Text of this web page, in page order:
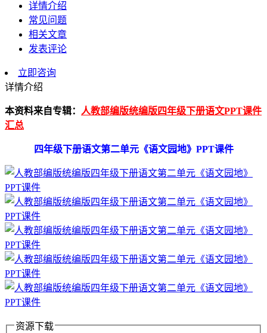
详情介绍
常见问题
相关文章
发表评论
立即咨询
详情介绍
本资料来自专辑： 人教部编版统编版四年级下册语文PPT课件
汇总
四年级下册语文第二单元《语文园地》PPT课件
资源下载